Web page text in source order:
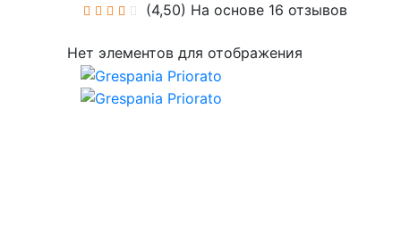
(4,50) На основе 16 отзывов
Нет элементов для отображения